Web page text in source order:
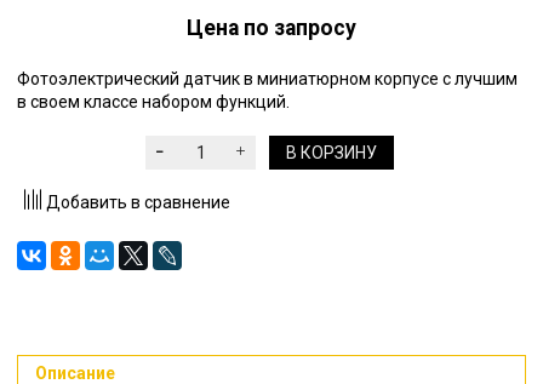
Цена по запросу
Фотоэлектрический датчик в миниатюрном корпусе с лучшим
в своем классе набором функций.
В КОРЗИНУ
Добавить в сравнение
Описание